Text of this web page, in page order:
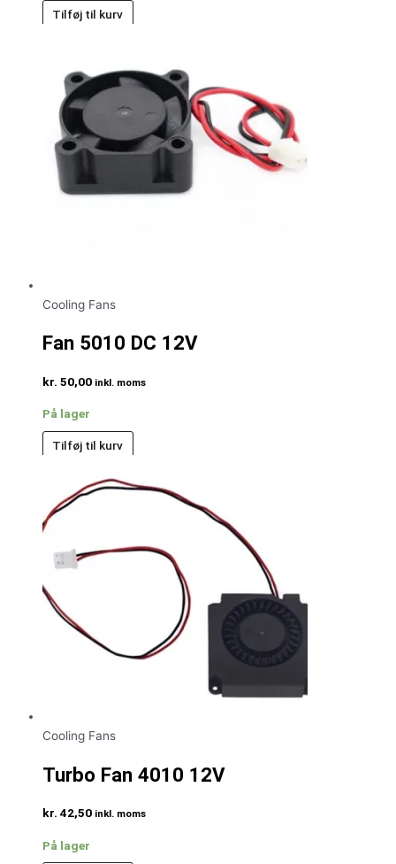
Tilføj til kurv
Cooling Fans
Fan 5010 DC 12V
kr. 50,00 inkl. moms
På lager
Tilføj til kurv
Cooling Fans
Turbo Fan 4010 12V
kr. 42,50 inkl. moms
På lager